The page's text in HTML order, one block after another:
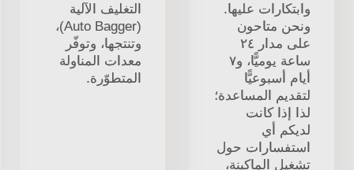
وابتكارات عليها.
ونحن متاحون
على مدار ٢٤
ساعة يوميًّا، و٧
أيام أسبوعيًّا
لتقديم المساعدة؛
لذا إذا كانت
لديكم أي
استفسارات حول
تشغيل الماكينة،
التغليف الآلية
(Auto Bagger)،
وتنتجها، وتوفّر
معدات المناولة
المتطوّرة.